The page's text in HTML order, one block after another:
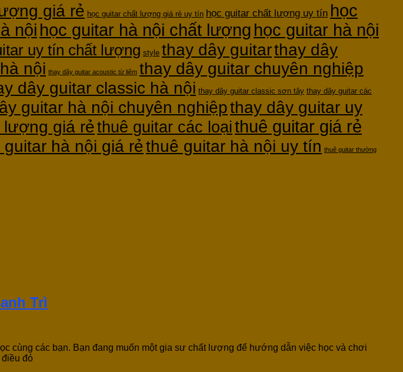
giá rẻ học guitar chất lượng giá rẻ uy tín học guitar chất lượng uy tín học
nội học guitar hà nội chất lượng học guitar hà nội
uy tín chất lượng style thay dây guitarthay dây
nội thay dây guitar acoustic từ liêm thay dây guitar chuyên nghiệp
dây guitar classic hà nội thay dây guitar classic sơn tây thay dây guitar các
guitar hà nội chuyên nghiệpthay dây guitar uy
lượng giá rẻthuê guitar các loạithuê guitar giá rẻ
guitar hà nội giá rẻthuê guitar hà nội uy tín thuê guitar thường
Trì
cùng các bạn. Bạn đang muốn một gia sư chất lượng để hướng dẫn việc học và chơi
đó